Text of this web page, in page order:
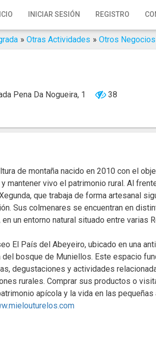
INICIAR SESIÓN REGISTRO
» Otras Actividades » Otros Negocios
Pena Da Nogueira, 1 38
de montaña nacido en 2010 con el
mantener vivo el patrimonio rural. Al
que trabaja de forma artesanal
Sus colmenares se encuentran en
un entorno natural situado entre varias
El País del Abeyeiro, ubicado en una
del bosque de Muniellos. Este espacio
degustaciones y actividades
rurales. Comprar sus productos o
apícola y la vida en las pequeñas